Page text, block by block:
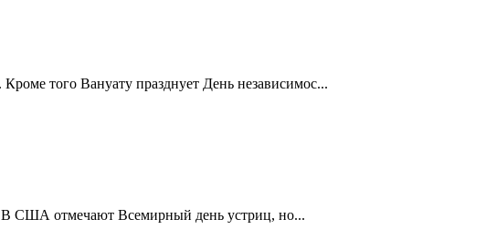
того Вануату празднует День независимос...
В США отмечают Всемирный день устриц, но...